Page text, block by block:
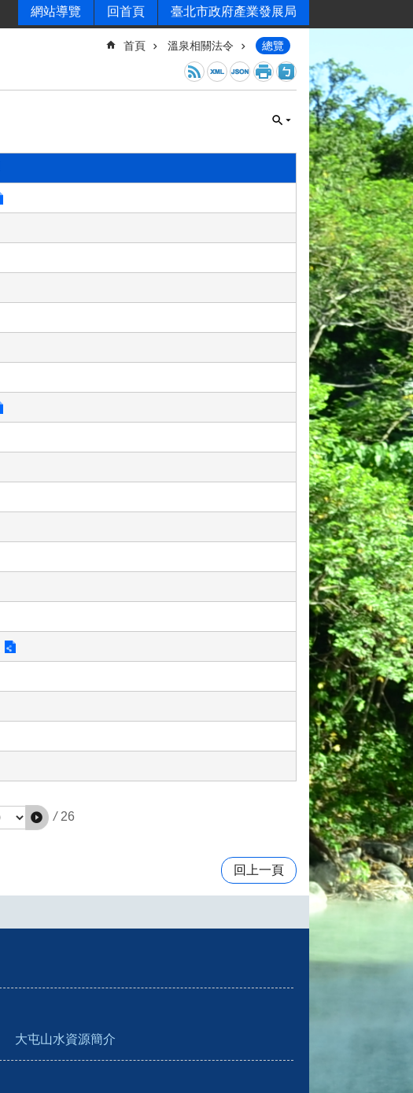
網站導覽 回首頁 臺北市政府產業發展局
首頁 溫泉相關法令 總覽
/ 26
回上一頁
大屯山水資源簡介